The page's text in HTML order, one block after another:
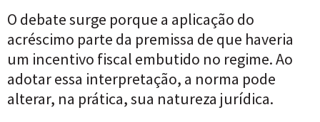
O debate surge porque a aplicação do
acréscimo parte da premissa de que haveria
um incentivo fiscal embutido no regime. Ao
adotar essa interpretação, a norma pode
alterar, na prática, sua natureza jurídica.